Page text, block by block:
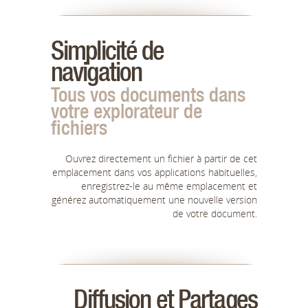
Simplicité de
navigation
Tous vos documents dans
votre explorateur de
fichiers
Ouvrez directement un fichier à partir de cet
emplacement dans vos applications habituelles,
enregistrez-le au même emplacement et
générez automatiquement une nouvelle version
de votre document.
Diffusion et Partages